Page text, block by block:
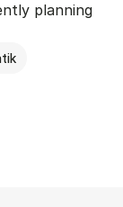
planning
Ship­ping